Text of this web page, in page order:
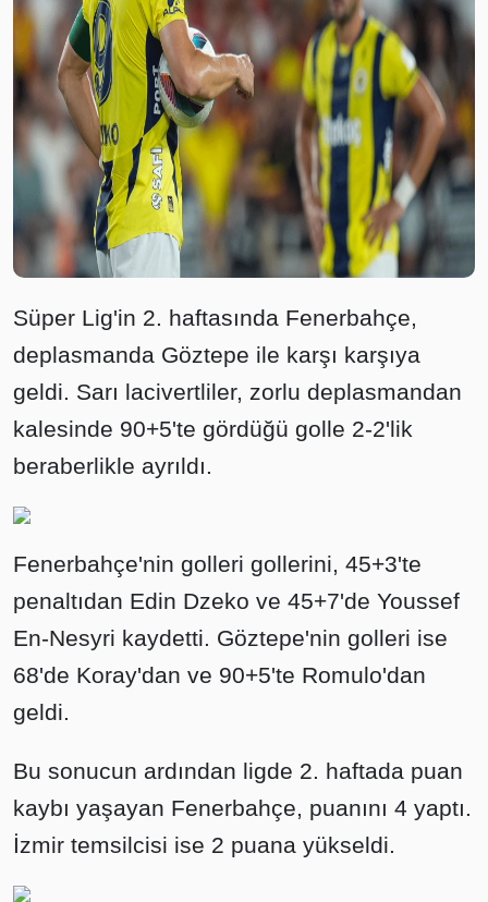
Süper Lig'in 2. haftasında Fenerbahçe,
deplasmanda Göztepe ile karşı karşıya
geldi. Sarı lacivertliler, zorlu deplasmandan
kalesinde 90+5'te gördüğü golle 2-2'lik
beraberlikle ayrıldı.
Fenerbahçe'nin golleri gollerini, 45+3'te
penaltıdan Edin Dzeko ve 45+7'de Youssef
En-Nesyri kaydetti. Göztepe'nin golleri ise
68'de Koray'dan ve 90+5'te Romulo'dan
geldi.
Bu sonucun ardından ligde 2. haftada puan
kaybı yaşayan Fenerbahçe, puanını 4 yaptı.
İzmir temsilcisi ise 2 puana yükseldi.